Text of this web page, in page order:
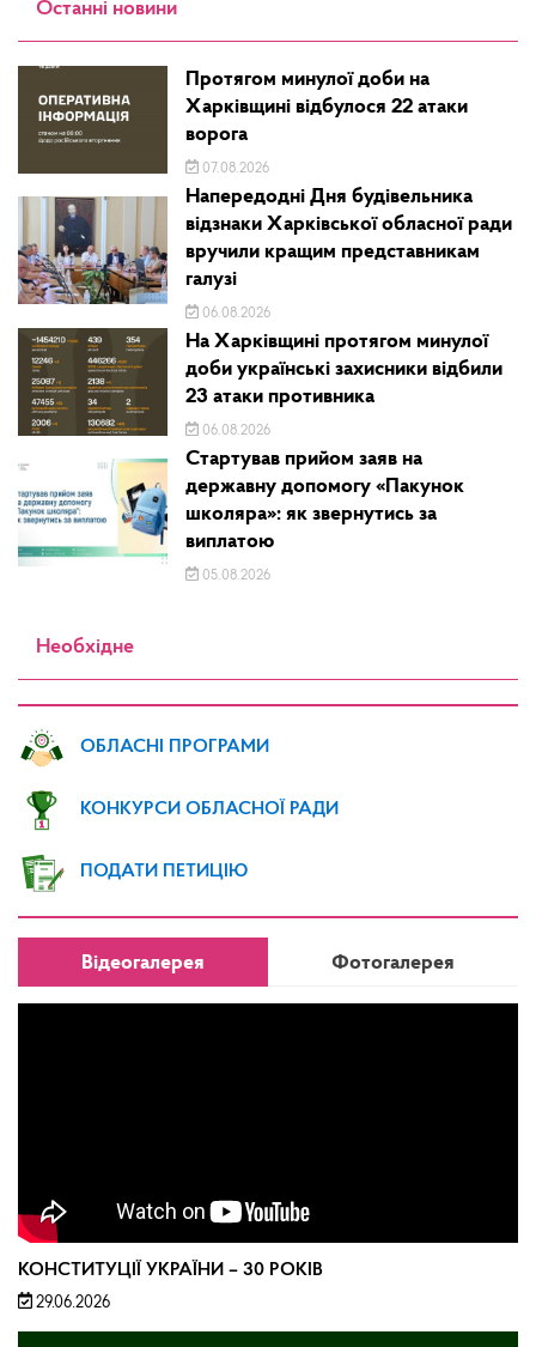
Останні новини
Протягом минулої доби на
Харківщині відбулося 22 атаки
ворога
07.08.2026
Напередодні Дня будівельника
відзнаки Харківської обласної ради
вручили кращим представникам
галузі
06.08.2026
На Харківщині протягом минулої
доби українські захисники відбили
23 атаки противника
06.08.2026
Стартував прийом заяв на
державну допомогу «Пакунок
школяра»: як звернутись за
виплатою
05.08.2026
Необхідне
ОБЛАСНІ ПРОГРАМИ
КОНКУРСИ ОБЛАСНОЇ РАДИ
ПОДАТИ ПЕТИЦІЮ
Відеогалерея Фотогалерея
КОНСТИТУЦІЇ УКРАЇНИ – 30 РОКІВ
29.06.2026